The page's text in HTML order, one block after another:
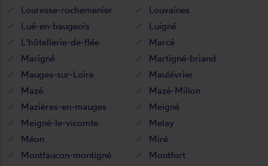
Louresse-rochemenier
Louvaines
Lué-en-baugeois
Luigné
L'hôtellerie-de-flée
Marcé
Marigné
Martigné-briand
Mauges-sur-Loire
Maulévrier
Mazé
Mazé-Millon
Mazières-en-mauges
Meigné
Meigné-le-vicomte
Melay
Méon
Miré
Montfaucon-montigné
Montfort